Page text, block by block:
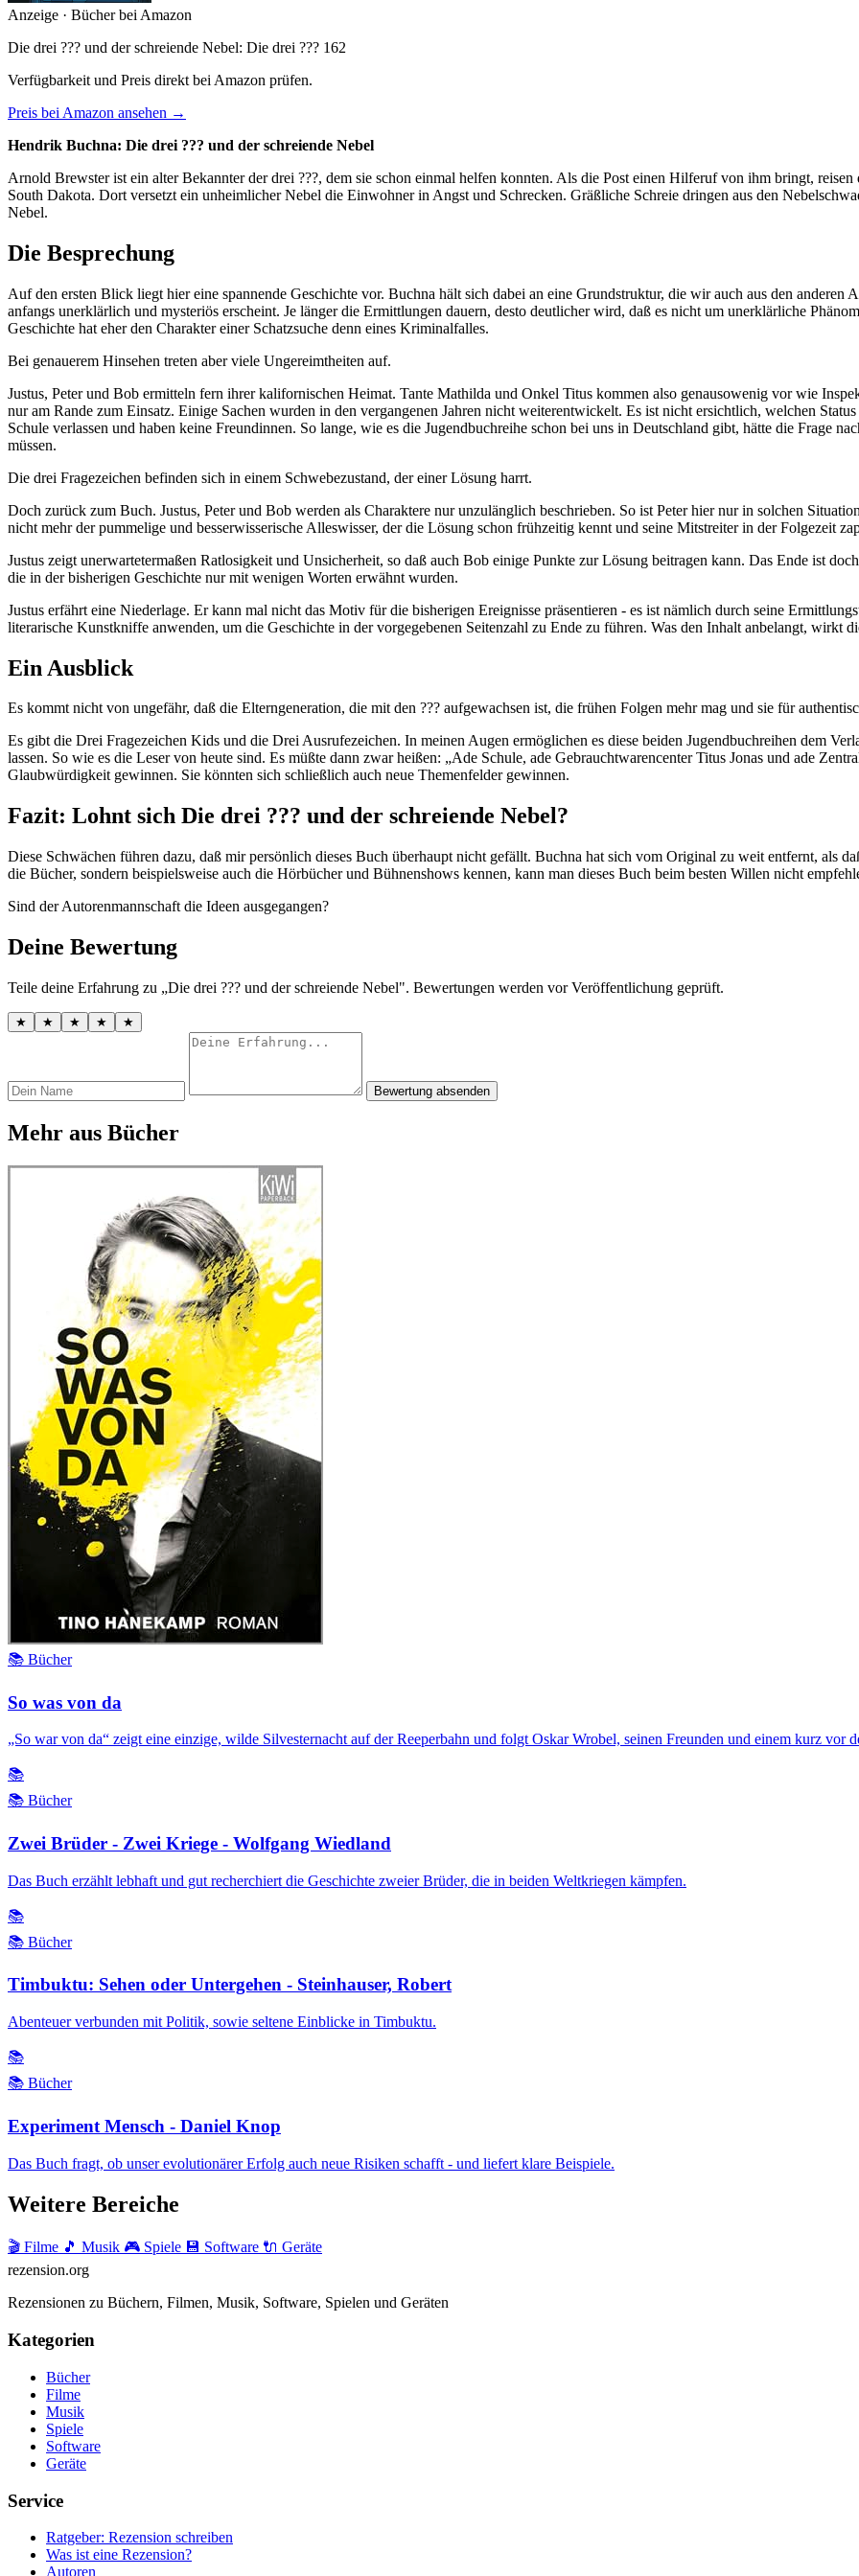
Anzeige · Bücher bei Amazon
Die drei ??? und der schreiende Nebel: Die drei ??? 162
Verfügbarkeit und Preis direkt bei Amazon prüfen.
Preis bei Amazon ansehen →
Hendrik Buchna: Die drei ??? und der schreiende Nebel
Arnold Brewster ist ein alter Bekannter der drei ???, dem sie schon einmal helfen konnten. Als die Post einen Hilferuf von ihm bringt,
South Dakota. Dort versetzt ein unheimlicher Nebel die Einwohner in Angst und Schrecken. Gräßliche Schreie dringen aus den
Nebel.
Die Besprechung
Auf den ersten Blick liegt hier eine spannende Geschichte vor. Buchna hält sich dabei an eine Grundstruktur, die wir auch aus den anderen
anfangs unerklärlich und mysteriös erscheint. Je länger die Ermittlungen dauern, desto deutlicher wird, daß es nicht um unerklärliche
Geschichte hat eher den Charakter einer Schatzsuche denn eines Kriminalfalles.
Bei genauerem Hinsehen treten aber viele Ungereimtheiten auf.
Justus, Peter und Bob ermitteln fern ihrer kalifornischen Heimat. Tante Mathilda und Onkel Titus kommen also genausowenig vor wie
nur am Rande zum Einsatz. Einige Sachen wurden in den vergangenen Jahren nicht weiterentwickelt. Es ist nicht ersichtlich, welchen
Schule verlassen und haben keine Freundinnen. So lange, wie es die Jugendbuchreihe schon bei uns in Deutschland gibt, hätte die Frage
müssen.
Die drei Fragezeichen befinden sich in einem Schwebezustand, der einer Lösung harrt.
Doch zurück zum Buch. Justus, Peter und Bob werden als Charaktere nur unzulänglich beschrieben. So ist Peter hier nur in solchen
nicht mehr der pummelige und besserwisserische Alleswisser, der die Lösung schon frühzeitig kennt und seine Mitstreiter in der Folgezeit
Justus zeigt unerwartetermaßen Ratlosigkeit und Unsicherheit, so daß auch Bob einige Punkte zur Lösung beitragen kann. Das Ende ist
die in der bisherigen Geschichte nur mit wenigen Worten erwähnt wurden.
Justus erfährt eine Niederlage. Er kann mal nicht das Motiv für die bisherigen Ereignisse präsentieren - es ist nämlich durch seine
literarische Kunstkniffe anwenden, um die Geschichte in der vorgegebenen Seitenzahl zu Ende zu führen. Was den Inhalt anbelangt, wirkt
Ein Ausblick
Es kommt nicht von ungefähr, daß die Elterngeneration, die mit den ??? aufgewachsen ist, die frühen Folgen mehr mag und sie für
Es gibt die Drei Fragezeichen Kids und die Drei Ausrufezeichen. In meinen Augen ermöglichen es diese beiden Jugendbuchreihen dem
lassen. So wie es die Leser von heute sind. Es müßte dann zwar heißen: „Ade Schule, ade Gebrauchtwarencenter Titus Jonas und ade
Glaubwürdigkeit gewinnen. Sie könnten sich schließlich auch neue Themenfelder gewinnen.
Fazit: Lohnt sich Die drei ??? und der schreiende Nebel?
Diese Schwächen führen dazu, daß mir persönlich dieses Buch überhaupt nicht gefällt. Buchna hat sich vom Original zu weit entfernt, als
die Bücher, sondern beispielsweise auch die Hörbücher und Bühnenshows kennen, kann man dieses Buch beim besten Willen nicht
Sind der Autorenmannschaft die Ideen ausgegangen?
Deine Bewertung
Teile deine Erfahrung zu „Die drei ??? und der schreiende Nebel". Bewertungen werden vor Veröffentlichung geprüft.
★ ★ ★ ★ ★
Bewertung absenden
Mehr aus Bücher
📚 Bücher
So was von da
„So war von da“ zeigt eine einzige, wilde Silvesternacht auf der Reeperbahn und folgt Oskar Wrobel, seinen Freunden und einem kurz vor
📚
📚 Bücher
Zwei Brüder - Zwei Kriege - Wolfgang Wiedland
Das Buch erzählt lebhaft und gut recherchiert die Geschichte zweier Brüder, die in beiden Weltkriegen kämpfen.
📚
📚 Bücher
Timbuktu: Sehen oder Untergehen - Steinhauser, Robert
Abenteuer verbunden mit Politik, sowie seltene Einblicke in Timbuktu.
📚
📚 Bücher
Experiment Mensch - Daniel Knop
Das Buch fragt, ob unser evolutionärer Erfolg auch neue Risiken schafft - und liefert klare Beispiele.
Weitere Bereiche
🎬 Filme 🎵 Musik 🎮 Spiele 💾 Software 🔌 Geräte
rezension.org
Rezensionen zu Büchern, Filmen, Musik, Software, Spielen und Geräten
Kategorien
Bücher
Filme
Musik
Spiele
Software
Geräte
Service
Ratgeber: Rezension schreiben
Was ist eine Rezension?
Autoren